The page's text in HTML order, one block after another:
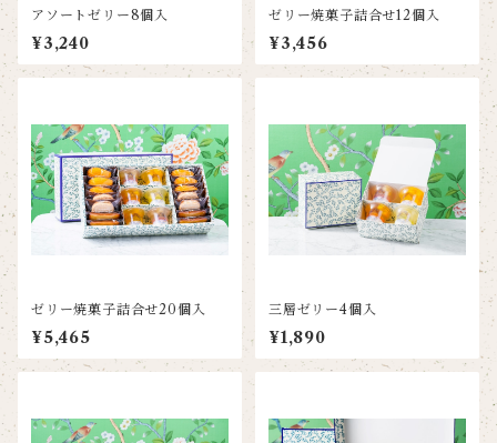
アソートゼリー8個入
¥3,240
ゼリー焼菓子詰合せ12個入
¥3,456
ゼリー焼菓子詰合せ20個入
¥5,465
三層ゼリー4個入
¥1,890